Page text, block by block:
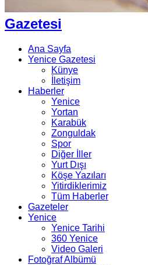
Gazetesi
Ana Sayfa
Yenice Gazetesi
Künye
İletişim
Haberler
Yenice
Yortan
Karabük
Zonguldak
Spor
Diğer İller
Yurt Dışı
Köşe Yazıları
Yitirdiklerimiz
Tüm Haberler
Gazeteler
Yenice
Yenice Tarihi
360 Yenice
Video Galeri
Fotoğraf Albümü